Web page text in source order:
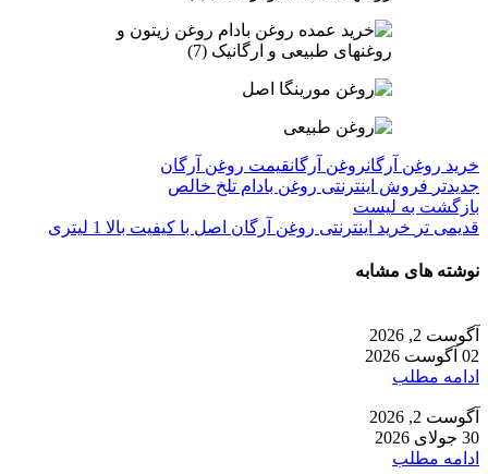
خرید روغن آرگانروغن آرگانقیمت روغن آرگان
جدیدتر فروش اینترنتی روغن بادام تلخ خالص
بازگشت به لیست
قدیمی تر خرید اینترنتی روغن آرگان اصل با کیفیت بالا 1 لیتری
نوشته های مشابه
آگوست 2, 2026
02 آگوست 2026
ادامه مطلب
آگوست 2, 2026
30 جولای 2026
ادامه مطلب